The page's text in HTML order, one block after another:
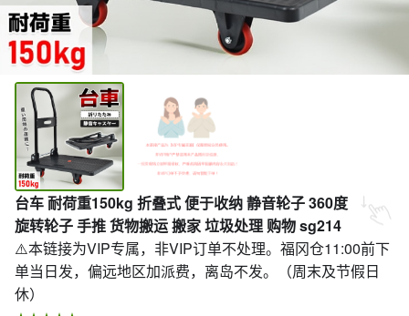
台车 耐荷重150kg 折叠式 便于收纳 静音轮子 360度
旋转轮子 手推 货物搬运 搬家 垃圾处理 购物 sg214
⚠️本链接为VIP专属，非VIP订单不处理。福冈仓11:00前下
单当日发，偏远地区加派费，离岛不发。（周末及节假日
休）